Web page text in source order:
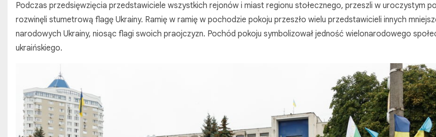
Podczas przedsięwzięcia przedstawiciele wszystkich rejonów i miast regionu stołecznego, przeszli w uroczystym
rozwinęli stumetrową flagę Ukrainy. Ramię w ramię w pochodzie pokoju przeszło wielu przedstawicieli innych
narodowych Ukrainy, niosąc flagi swoich praojczyzn. Pochód pokoju symbolizował jedność wielonarodowego
ukraińskiego.